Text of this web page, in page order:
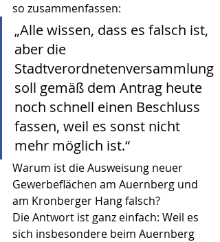
so zusammenfassen:
„Alle wissen, dass es falsch ist,
aber die
Stadtverordnetenversammlung
soll gemäß dem Antrag heute
noch schnell einen Beschluss
fassen, weil es sonst nicht
mehr möglich ist.“
Warum ist die Ausweisung neuer
Gewerbeflächen am Auernberg und
am Kronberger Hang falsch?
Die Antwort ist ganz einfach: Weil es
sich insbesondere beim Auernberg